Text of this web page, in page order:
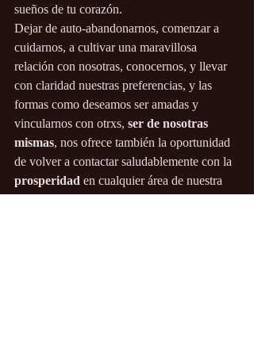
sueños de tu corazón.
Dejar de auto-abandonarnos, comenzar a
cuidarnos, a cultivar una maravillosa
relación con nosotras, conocernos, y llevar
con claridad nuestras preferencias, y las
formas como deseamos ser amadas y
vincularnos con otrxs, ser de nosotras
mismas, nos ofrece también la oportunidad
de volver a contactar saludablemente con la
prosperidad en cualquier área de nuestra